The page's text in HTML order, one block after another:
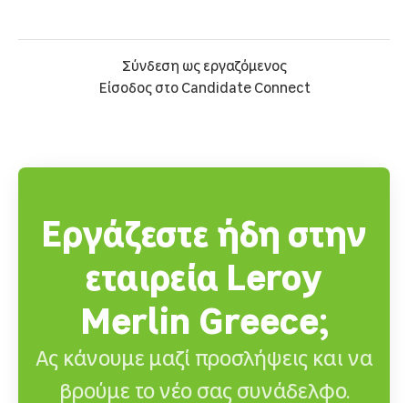
Σύνδεση ως εργαζόμενος
Είσοδος στο Candidate Connect
Εργάζεστε ήδη στην
εταιρεία Leroy
Merlin Greece;
Ας κάνουμε μαζί προσλήψεις και να
βρούμε το νέο σας συνάδελφο.